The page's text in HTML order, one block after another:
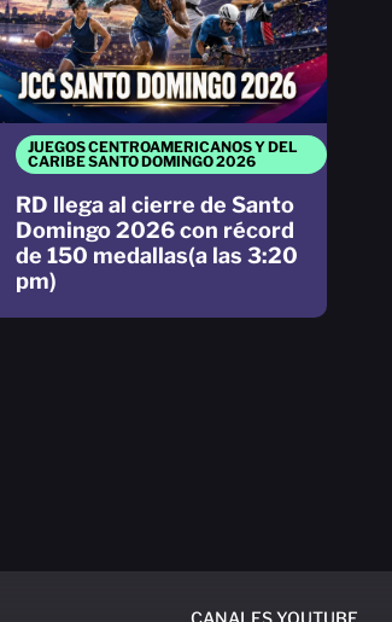
JUEGOS CENTROAMERICANOS Y DEL
CARIBE SANTO DOMINGO 2026
RD llega al cierre de Santo
Domingo 2026 con récord
de 150 medallas(a las 3:20
pm)